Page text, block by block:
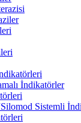
İndikatörler
Sistemli